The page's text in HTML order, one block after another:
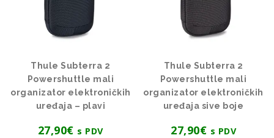
Thule Subterra 2
Powershuttle mali
organizator elektroničkih
uređaja – plavi
27,90€ s PDV
Thule Subterra 2
Powershuttle mali
organizator elektroničkih
uređaja sive boje
27,90€ s PDV